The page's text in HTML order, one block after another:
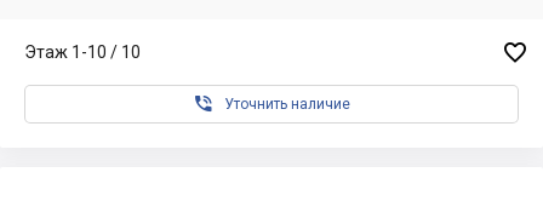
Этаж 1-10 / 10 
 Уточнить наличие